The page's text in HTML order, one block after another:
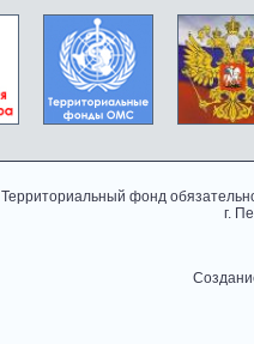
Территориальный фонд
г.